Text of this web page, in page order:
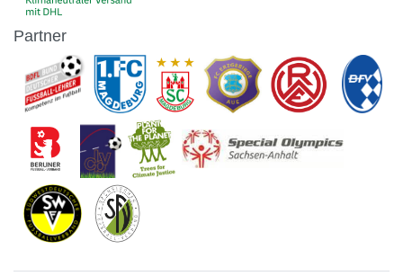
Partner